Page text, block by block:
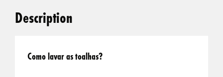
Description
Como lavar as toalhas?